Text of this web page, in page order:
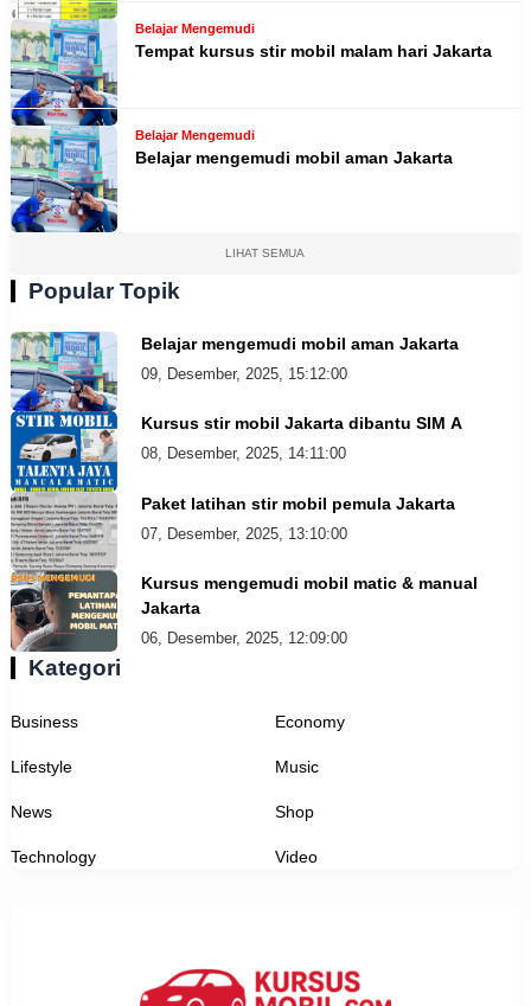
Belajar Mengemudi
Tempat kursus stir mobil malam hari Jakarta
Belajar Mengemudi
Belajar mengemudi mobil aman Jakarta
LIHAT SEMUA
Popular Topik
Belajar mengemudi mobil aman Jakarta
09, Desember, 2025, 15:12:00
Kursus stir mobil Jakarta dibantu SIM A
08, Desember, 2025, 14:11:00
Paket latihan stir mobil pemula Jakarta
07, Desember, 2025, 13:10:00
Kursus mengemudi mobil matic & manual
Jakarta
06, Desember, 2025, 12:09:00
Kategori
Business Economy
Lifestyle Music
News Shop
Technology Video